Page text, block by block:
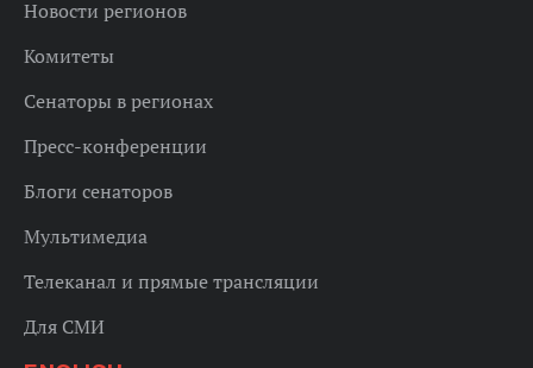
Новости регионов
Комитеты
Сенаторы в регионах
Пресс-конференции
Блоги сенаторов
Мультимедиа
Телеканал и прямые трансляции
Для СМИ